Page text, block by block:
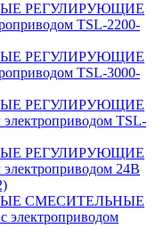
РЕГУЛИРУЮЩИЕ
TSL-2200-
РЕГУЛИРУЮЩИЕ
TSL-3000-
РЕГУЛИРУЮЩИЕ
TSL-
РЕГУЛИРУЮЩИЕ
24В
СМЕСИТЕЛЬНЫЕ